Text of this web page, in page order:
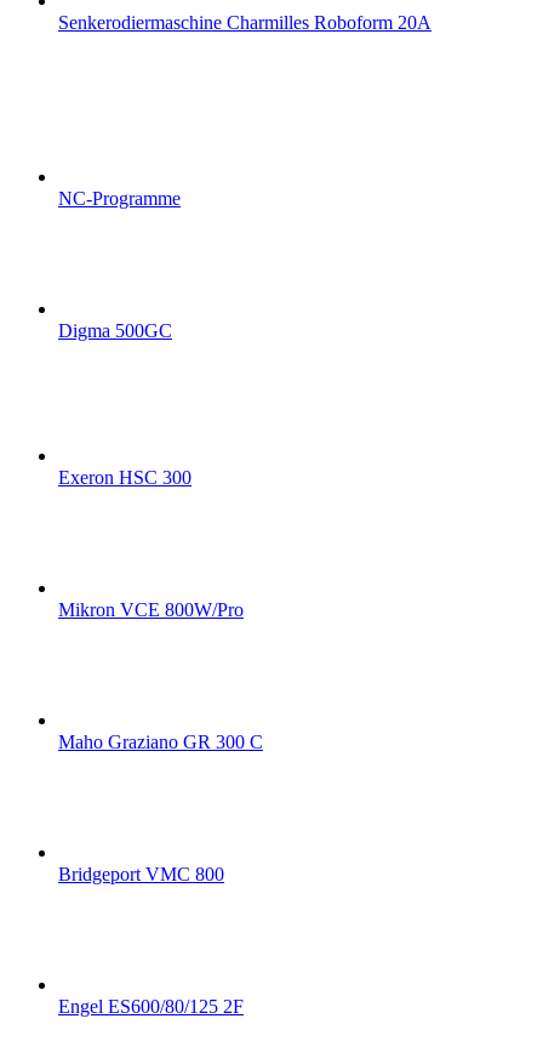
Senkerodiermaschine Charmilles Roboform 20A
NC-Programme
Digma 500GC
Exeron HSC 300
Mikron VCE 800W/Pro
Maho Graziano GR 300 C
Bridgeport VMC 800
Engel ES600/80/125 2F